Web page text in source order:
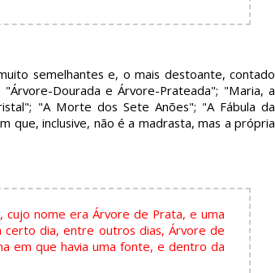
semelhantes e, o mais destoante, contado
Dourada e Árvore-Prateada"; "Maria, a
"A Morte dos Sete Anões"; "A Fábula da
que, inclusive, não é a madrasta, mas a própria
cujo nome era Árvore de Prata, e uma
dia, entre outros dias, Árvore de
em que havia uma fonte, e dentro da